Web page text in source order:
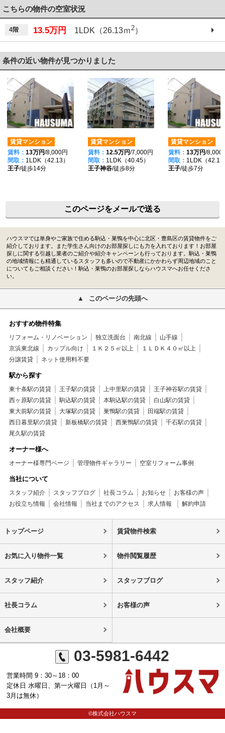
こちらの物件の空室状況
4階 13.5万円 1LDK（26.13ｍ 2）
条件の近い物件が見つかりました
賃貸マンション
賃料： 13万円/8,000円
間取： 1LDK（42.13）
王子/徒歩14分
賃貸マンション
賃料： 12.5万円/7,000円
間取： 1LDK（40.45）
王子神谷/徒歩8分
賃貸マンション
賃料： 13万円/8,000
間取： 1LDK（42.13
王子/徒歩7分
このページをメールで送る
ハウスマでは単身やご家族で住める駒込・巣鴨を中心に北区・豊島区の賃貸物件をご
紹介しております。また学生さん向けのお部屋探しにも力を入れております！お部屋
探しに関する引越し業者のご紹介や紹介キャンペーンも行っております。駒込・巣鴨
の地域情報にも精通しているスタッフも多いので不動産にかかわらず周辺地域のこと
についてもご相談ください！駒込・巣鴨のお部屋探しならハウスマへお任せくださ
い。
このページの先頭へ
おすすめ物件特集
リフォーム・リノベーション 独立洗面台 南北線
山手線
京浜東北線
カップル向け １Ｋ２５㎡以上
１ＬＤＫ４０㎡以上
分譲賃貸
ネット使用料不要
駅から探す
東十条駅の賃貸 王子駅の賃貸 上中里駅の賃貸
王子神谷駅の賃貸
西ヶ原駅の賃貸
駒込駅の賃貸 本駒込駅の賃貸
白山駅の賃貸
東大前駅の賃貸
大塚駅の賃貸 巣鴨駅の賃貸
田端駅の賃貸
西日暮里駅の賃貸
新板橋駅の賃貸 西巣鴨駅の賃貸
千石駅の賃貸
尾久駅の賃貸
オーナー様へ
オーナー様専門ページ 管理物件ギャラリー 空室リフォーム事例
当社について
スタッフ紹介 スタッフブログ 社長コラム お知らせ
お客様の声
お役立ち情報
会社情報 当社までのアクセス 求人情報 解約申請
トップページ 賃貸物件検索
お気に入り物件一覧 物件閲覧履歴
スタッフ紹介 スタッフブログ
社長コラム お客様の声
会社概要
03-5981-6442
営業時間 9：30～18：00
定休日 水曜日、第一火曜日（1月～
3月は無休）
©株式会社ハウスマ